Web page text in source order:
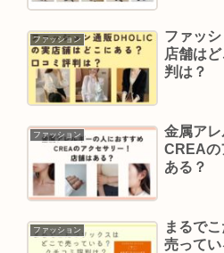
ファッション
ファッ
店舗は
判は？
ファッション
金属ア
CREAの
ある？
ファッション
まるで
売って